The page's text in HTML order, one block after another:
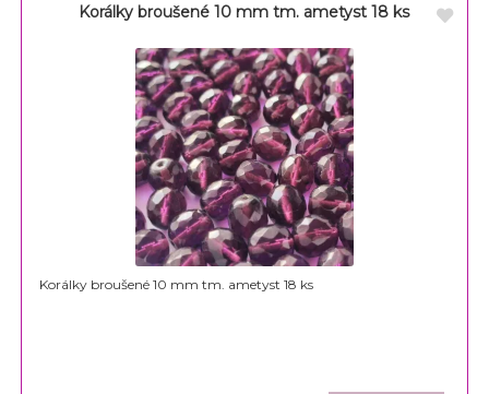
Korálky broušené 10 mm tm. ametyst 18 ks
Korálky broušené 10 mm tm. ametyst 18 ks